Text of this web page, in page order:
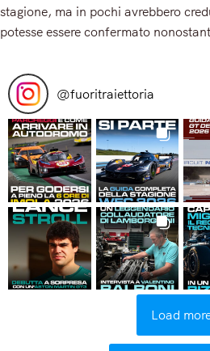
stagione, ma in pochi avrebbero
potesse essere confermato
@fuoritraiettoria
Load